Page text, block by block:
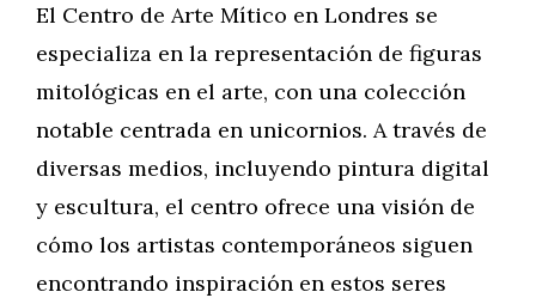
El Centro de Arte Mítico en Londres se
especializa en la representación de figuras
mitológicas en el arte, con una colección
notable centrada en unicornios. A través de
diversas medios, incluyendo pintura digital
y escultura, el centro ofrece una visión de
cómo los artistas contemporáneos siguen
encontrando inspiración en estos seres